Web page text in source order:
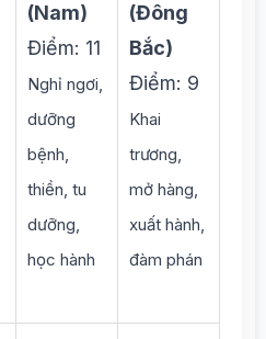
(Nam)
Điểm: 11
Nghỉ ngơi,
dưỡng
bệnh,
thiền, tu
dưỡng,
học hành
(Đông
Bắc)
Điểm: 9
Khai
trương,
mở hàng,
xuất hành,
đàm phán